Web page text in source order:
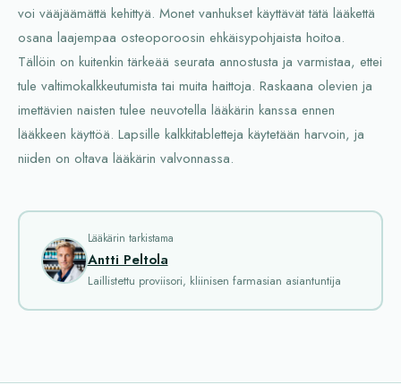
voi vääjäämättä kehittyä. Monet vanhukset käyttävät tätä lääkettä
osana laajempaa osteoporoosin ehkäisypohjaista hoitoa.
Tällöin on kuitenkin tärkeää seurata annostusta ja varmistaa, ettei
tule valtimokalkkeutumista tai muita haittoja. Raskaana olevien ja
imettävien naisten tulee neuvotella lääkärin kanssa ennen
lääkkeen käyttöä. Lapsille kalkkitabletteja käytetään harvoin, ja
niiden on oltava lääkärin valvonnassa.
Lääkärin tarkistama
Antti Peltola
Laillistettu proviisori, kliinisen farmasian asiantuntija